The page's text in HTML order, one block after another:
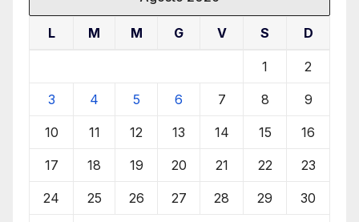
L M M G V S D
1 2
3 4 5 6 7 8 9
10 11 12 13 14 15 16
17 18 19 20 21 22 23
24 25 26 27 28 29 30